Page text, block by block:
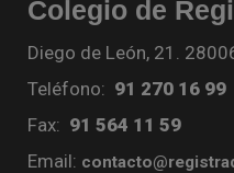
Colegio de
Diego de León, 21.
Teléfono: 91 270 16 99
Fax: 91 564 11 59
Email: